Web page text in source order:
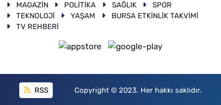
MAGAZİN
POLİTİKA SAĞLIK
SPOR
TEKNOLOJİ
YAŞAM
BURSA ETKİNLİK TAKVİMİ
TV REHBERİ
RSS Copyright © 2023. Her hakkı saklıdır.